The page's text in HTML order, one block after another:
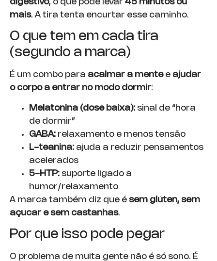
digestivo, o que pode levar 45 minutos ou
mais. A tira tenta encurtar esse caminho.
O que tem em cada tira
(segundo a marca)
É um combo para acalmar a mentee ajudar
o corpo a entrar no modo dormir:
Melatonina (dose baixa): sinal de “hora
de dormir”
GABA: relaxamento e menos tensão
L-teanina: ajuda a reduzir pensamentos
acelerados
5-HTP: suporte ligado a
humor/relaxamento
A marca também diz que é sem glúten, sem
açúcar e sem castanhas.
Por que isso pode pegar
O problema de muita gente não é só sono. É